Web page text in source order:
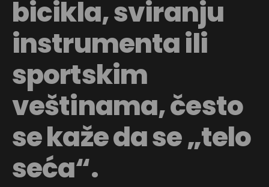
bicikla, sviranju
instrumenta ili
sportskim
veštinama, često
se kaže da se „telo
seća“.